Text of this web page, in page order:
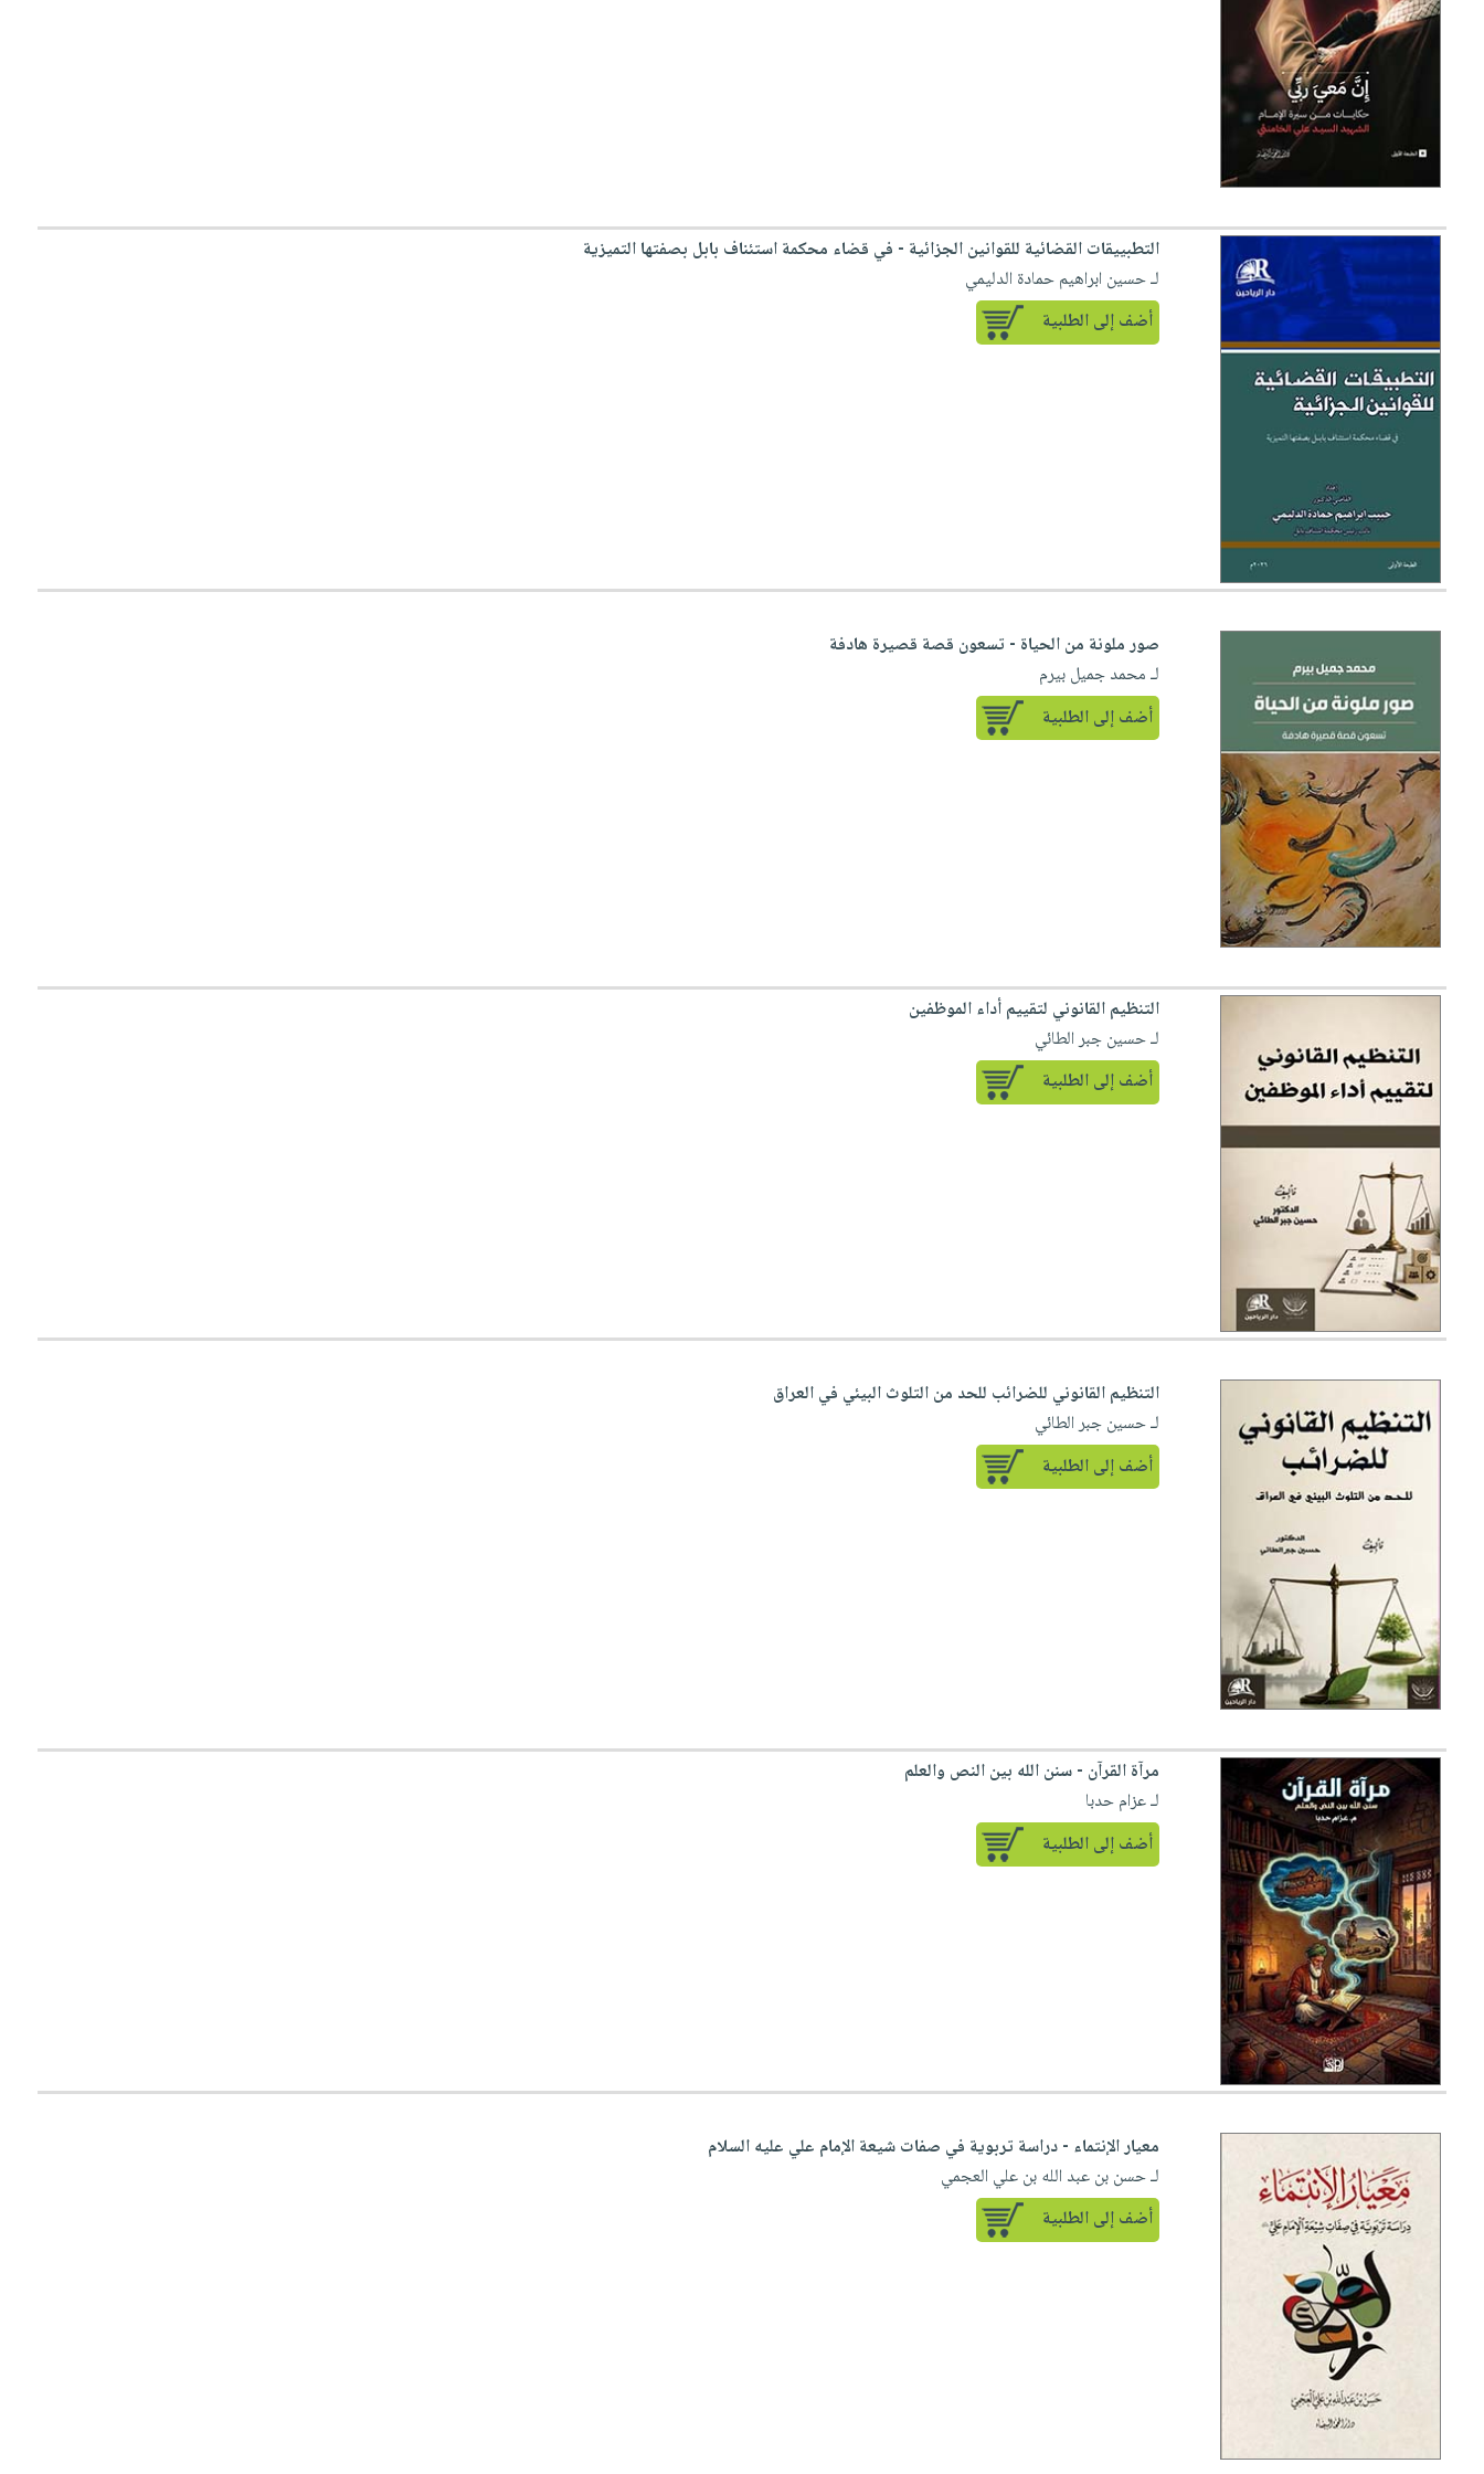
صابون
أطفال
فيديوهات
أسئلة
خدمات
انشر
تواصل
معنا
عربة
التسوق
الإصدارات
التطبييقات القضائية للقوانين الجزائية - في قضاء محكمة استئناف بابل بصفتها التميزية
لـ حسين ابراهيم حمادة الدليمي
أضف إلى الطلبية
صور ملونة من الحياة - تسعون قصة قصيرة هادفة
لـ محمد جميل بيرم
أضف إلى الطلبية
التنظيم القانوني لتقييم أداء الموظفين
لـ حسين جبر الطائي
أضف إلى الطلبية
التنظيم القانوني للضرائب للحد من التلوث البيئي في العراق
لـ حسين جبر الطائي
أضف إلى الطلبية
مرآة القرآن - سنن الله بين النص والعلم
لـ عزام حدبا
أضف إلى الطلبية
معيار الإنتماء - دراسة تربوية في صفات شيعة الإمام علي عليه السلام
لـ حسن بن عبد الله بن علي العجمي
أضف إلى الطلبية